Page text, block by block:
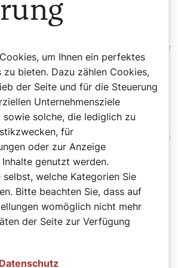
unserer Zeit und gibt Raum für
und Lösungswege
mit Expertinnen und Experten
wird erforscht, was ein
Miteinander ausmacht
„In welche Richtung kann es
von der Katholischen Sozialakademie
erscheint monatlich und
tiefgehende Einblicke und
bessere Zukunft.
–
Socialis
um Ihnen ein perfektes
zu bieten. Dazu zählen Cookies,
der Seite und für die Steuerung
Unternehmensziele
solche, die lediglich zu
für
oder zur Anzeige
genutzt werden.
selbst, welche Kategorien Sie
Bitte beachten Sie, dass auf
womöglich nicht mehr
der Seite zur Verfügung
Datenschutz